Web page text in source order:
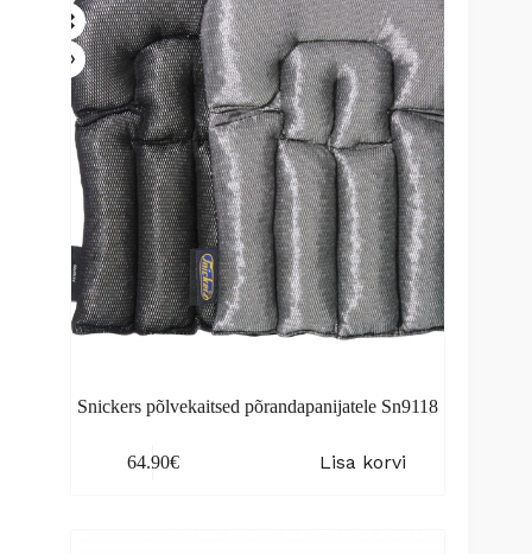
Snickers põlvekaitsed põrandapanijatele Sn9118
64.90€ Lisa korvi